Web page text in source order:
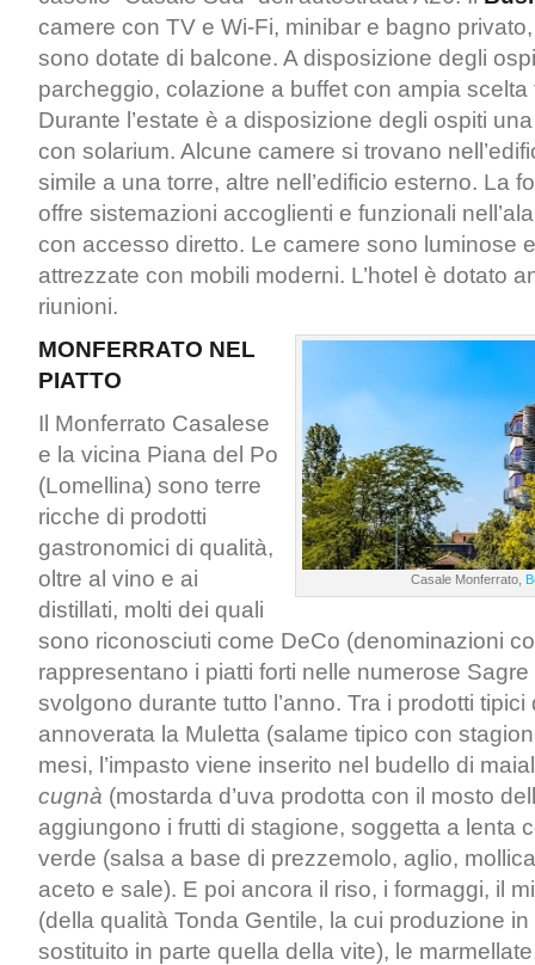
camere con TV e Wi-Fi, minibar e bagno
sono dotate di balcone. A disposizione degli
parcheggio, colazione a buffet con ampia
Durante l’estate è a disposizione degli ospiti
con solarium. Alcune camere si trovano
simile a una torre, altre nell’edificio esterno. La
offre sistemazioni accoglienti e funzionali
con accesso diretto. Le camere sono luminose
attrezzate con mobili moderni. L’hotel è dotato
riunioni.
Casale Monferrato,
MONFERRATO NEL
PIATTO
Il Monferrato Casalese
e la vicina Piana del Po
(Lomellina) sono terre
ricche di prodotti
gastronomici di qualità,
oltre al vino e ai
distillati, molti dei quali
sono riconosciuti come DeCo (denominazioni
rappresentano i piatti forti nelle numerose
svolgono durante tutto l’anno. Tra i prodotti tipici
annoverata la Muletta (salame tipico con
mesi, l’impasto viene inserito nel budello di
cugnà (mostarda d’uva prodotta con il mosto
aggiungono i frutti di stagione, soggetta a lenta
verde (salsa a base di prezzemolo, aglio,
aceto e sale). E poi ancora il riso, i formaggi, il
(della qualità Tonda Gentile, la cui produzione
sostituito in parte quella della vite), le